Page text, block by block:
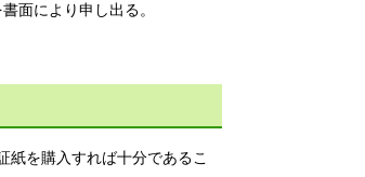
面により申し出る。
紙を購入すれば十分であるこ